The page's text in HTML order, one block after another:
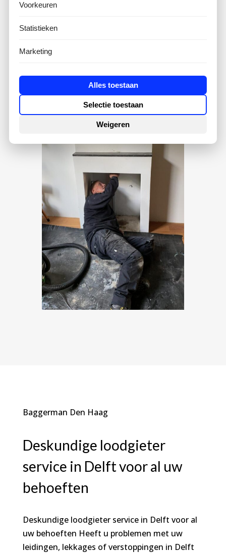
Neem contact op
Baggerman Den Haag
Deskundige loodgieter
service in Delftvoor al uw
behoeften
Deskundige loodgieter service in Delft voor al
uw behoeften Heeft u problemen met uw
leidingen, lekkages of verstoppingen in Delft
Voorkeuren
Statistieken
Marketing
Alles toestaan
Selectie toestaan
Weigeren